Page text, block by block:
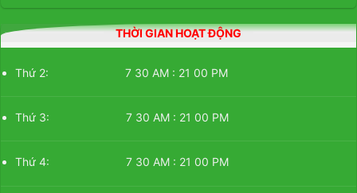
THỜI GIAN HOẠT ĐỘNG
Thứ 2: 7 30 AM : 21 00 PM
Thứ 3: 7 30 AM : 21 00 PM
Thứ 4: 7 30 AM : 21 00 PM